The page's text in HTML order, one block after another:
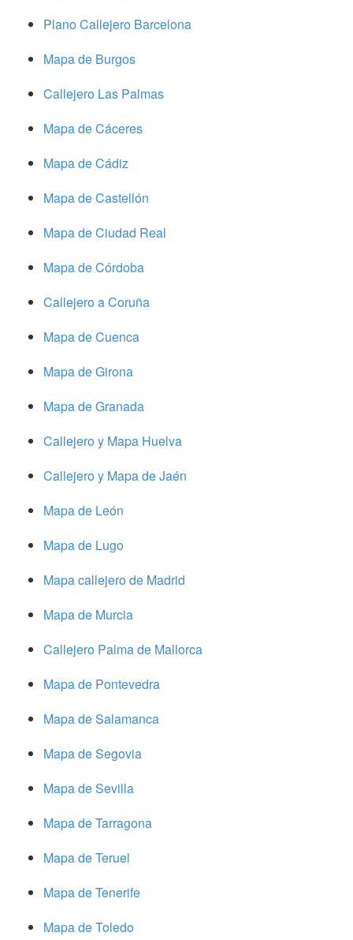
Plano Callejero Barcelona
Mapa de Burgos
Callejero Las Palmas
Mapa de Cáceres
Mapa de Cádiz
Mapa de Castellón
Mapa de Ciudad Real
Mapa de Córdoba
Callejero a Coruña
Mapa de Cuenca
Mapa de Girona
Mapa de Granada
Callejero y Mapa Huelva
Callejero y Mapa de Jaén
Mapa de León
Mapa de Lugo
Mapa callejero de Madrid
Mapa de Murcia
Callejero Palma de Mallorca
Mapa de Pontevedra
Mapa de Salamanca
Mapa de Segovia
Mapa de Sevilla
Mapa de Tarragona
Mapa de Teruel
Mapa de Tenerife
Mapa de Toledo